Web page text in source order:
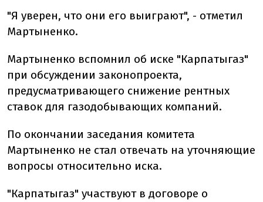
"Я уверен, что они его выиграют", - отметил
Мартыненко.
Мартыненко вспомнил об иске "Карпатыгаз"
при обсуждении законопроекта,
предусматривающего снижение рентных
ставок для газодобывающих компаний.
По окончании заседания комитета
Мартыненко не стал отвечать на уточняющие
вопросы относительно иска.
"Карпатыгаз" участвуют в договоре о